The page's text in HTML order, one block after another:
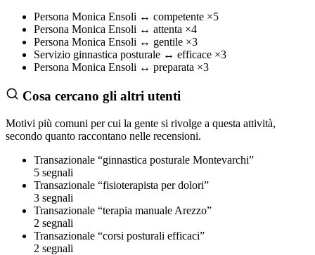
Persona Monica Ensoli ↔ competente ×5
Persona Monica Ensoli ↔ attenta ×4
Persona Monica Ensoli ↔ gentile ×3
Servizio ginnastica posturale ↔ efficace ×3
Persona Monica Ensoli ↔ preparata ×3
Cosa cercano gli altri utenti
Motivi più comuni per cui la gente si rivolge a questa attività,
secondo quanto raccontano nelle recensioni.
Transazionale “ginnastica posturale Montevarchi”
5 segnali
Transazionale “fisioterapista per dolori”
3 segnali
Transazionale “terapia manuale Arezzo”
2 segnali
Transazionale “corsi posturali efficaci”
2 segnali